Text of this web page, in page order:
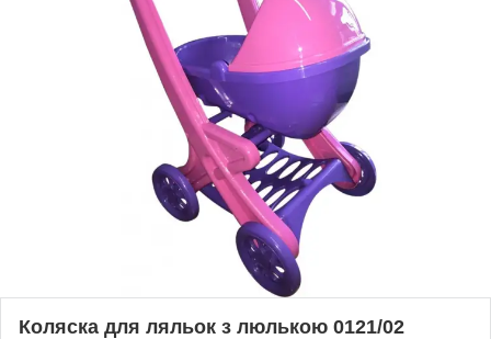
Коляска для ляльок з люлькою 0121/02